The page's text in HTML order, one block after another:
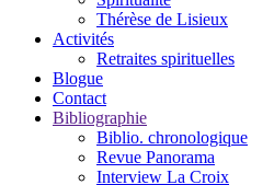
Thérèse de Lisieux
Activités
Retraites spirituelles
Blogue
Contact
Bibliographie
Biblio. chronologique
Revue Panorama
Interview La Croix